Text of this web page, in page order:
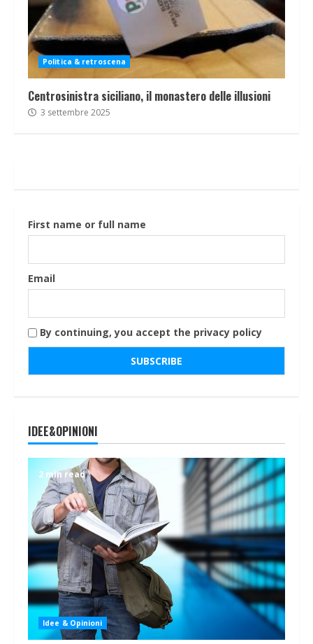
Politica & retroscena
Centrosinistra siciliano, il monastero delle illusioni
3 settembre 2025
First name or full name
Email
By continuing, you accept the privacy policy
IDEE&OPINIONI
2 min read
Idee & Opinioni